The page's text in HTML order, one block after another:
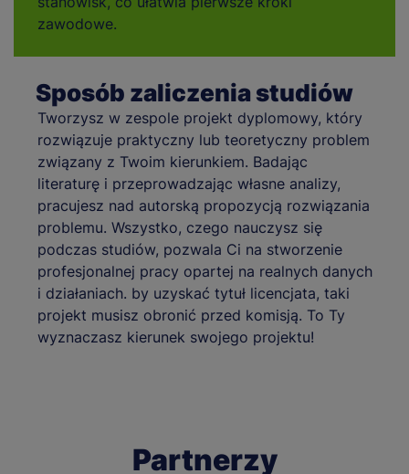
zawodowe.
Sposób zaliczenia studiów
Tworzysz w zespole projekt dyplomowy, który
rozwiązuje praktyczny lub teoretyczny problem
związany z Twoim kierunkiem. Badając
literaturę i przeprowadzając własne analizy,
pracujesz nad autorską propozycją rozwiązania
problemu. Wszystko, czego nauczysz się
podczas studiów, pozwala Ci na stworzenie
profesjonalnej pracy opartej na realnych danych
i działaniach. by uzyskać tytuł licencjata, taki
projekt musisz obronić przed komisją. To Ty
wyznaczasz kierunek swojego projektu!
Partnerzy